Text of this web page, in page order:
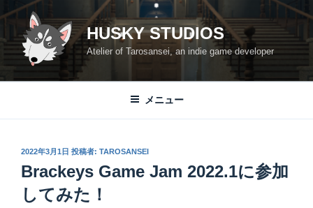
テ
HUSKY STUDIOS
Atelier of Tarosansei, an indie game developer
メニュー
投
稿
日:
2022年3月1日 投稿者: TAROSANSEI
Brackeys Game Jam 2022.1に参加
してみた！